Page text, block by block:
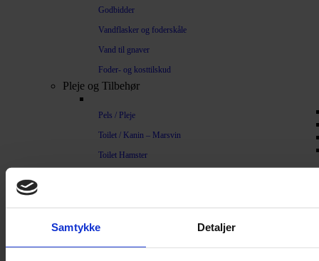
Samtykke Detaljer
Godbidder
Vandflasker og foderskåle
Vand til gnaver
Foder- og kosttilskud
Pleje og Tilbehør
Pels / Pleje
Toilet / Kanin – Marsvin
Toilet Hamster
Bure